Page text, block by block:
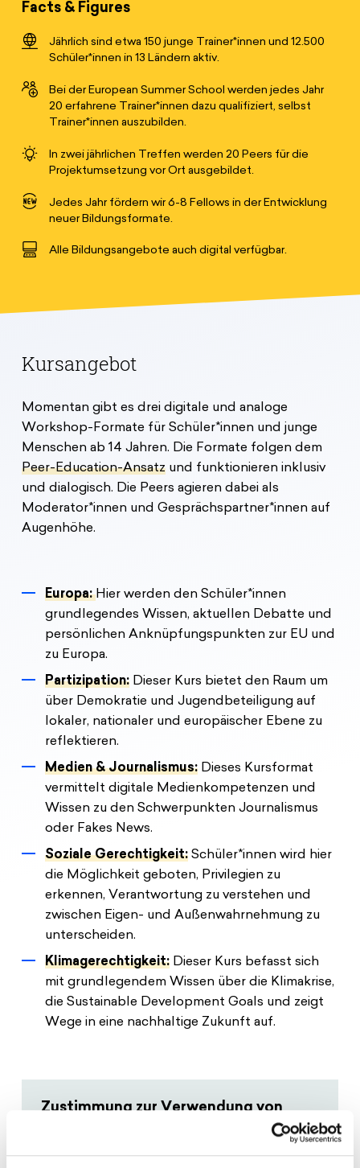
Facts & Figures
Jährlich sind etwa 150 junge Trainer*innen und 12.500
Schüler*innen in 13 Ländern aktiv.
Bei der European Summer School werden jedes Jahr
20 erfahrene Trainer*innen dazu qualifiziert, selbst
Trainer*innen auszubilden.
In zwei jährlichen Treffen werden 20 Peers für die
Projektumsetzung vor Ort ausgebildet.
Jedes Jahr fördern wir 6-8 Fellows in der Entwicklung
neuer Bildungsformate.
Alle Bildungsangebote auch digital verfügbar.
Kursangebot
Momentan gibt es drei digitale und analoge
Workshop-Formate für Schüler*innen und junge
Menschen ab 14 Jahren. Die Formate folgen dem
Peer-Education-Ansatzund funktionieren inklusiv
und dialogisch. Die Peers agieren dabei als
Moderator*innen und Gesprächspartner*innen auf
Augenhöhe.
Europa: Hier werden den Schüler*innen
grundlegendes Wissen, aktuellen Debatte und
persönlichen Anknüpfungspunkten zur EU und
zu Europa.
Partizipation:Dieser Kurs bietet den Raum um
über Demokratie und Jugendbeteiligung auf
lokaler, nationaler und europäischer Ebene zu
reflektieren.
Medien & Journalismus:Dieses Kursformat
vermittelt digitale Medienkompetenzen und
Wissen zu den Schwerpunkten Journalismus
oder Fakes News.
Soziale Gerechtigkeit:Schüler*innen wird hier
die Möglichkeit geboten, Privilegien zu
erkennen, Verantwortung zu verstehen und
zwischen Eigen- und Außenwahrnehmung zu
unterscheiden.
Klimagerechtigkeit:Dieser Kurs befasst sich
mit grundlegendem Wissen über die Klimakrise,
die Sustainable Development Goals und zeigt
Wege in eine nachhaltige Zukunft auf.
Zustimmung zur Verwendung von